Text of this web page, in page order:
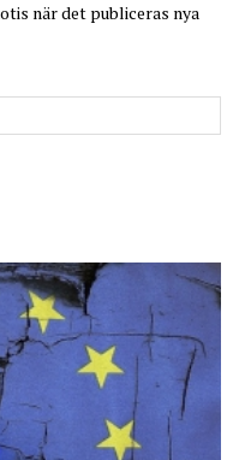
när det publiceras nya